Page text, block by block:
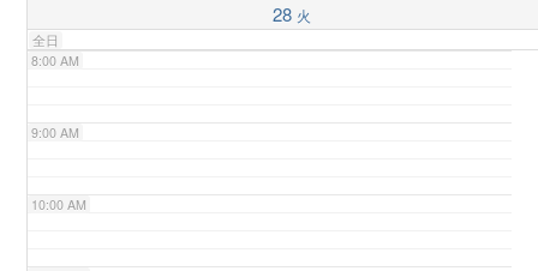
i
28 火
全日
8:00 AM
9:00 AM
10:00 AM